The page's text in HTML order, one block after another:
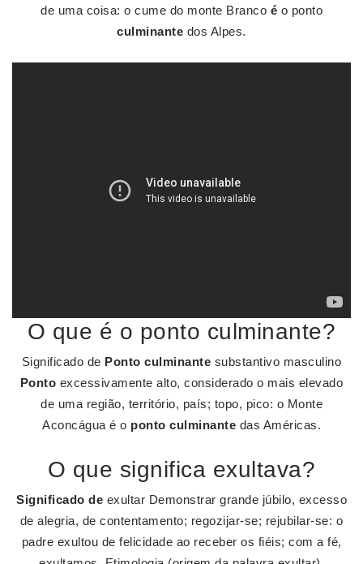
de uma coisa: o cume do monte Branco é o ponto
culminante dos Alpes.
O que é o ponto culminante?
Significado de Ponto culminante substantivo masculino
Ponto excessivamente alto, considerado o mais elevado
de uma região, território, país; topo, pico: o Monte
Aconcágua é o ponto culminante das Américas.
O que significa exultava?
Significado de exultar Demonstrar grande júbilo, excesso
de alegria, de contentamento; regozijar-se; rejubilar-se: o
padre exultou de felicidade ao receber os fiéis; com a fé,